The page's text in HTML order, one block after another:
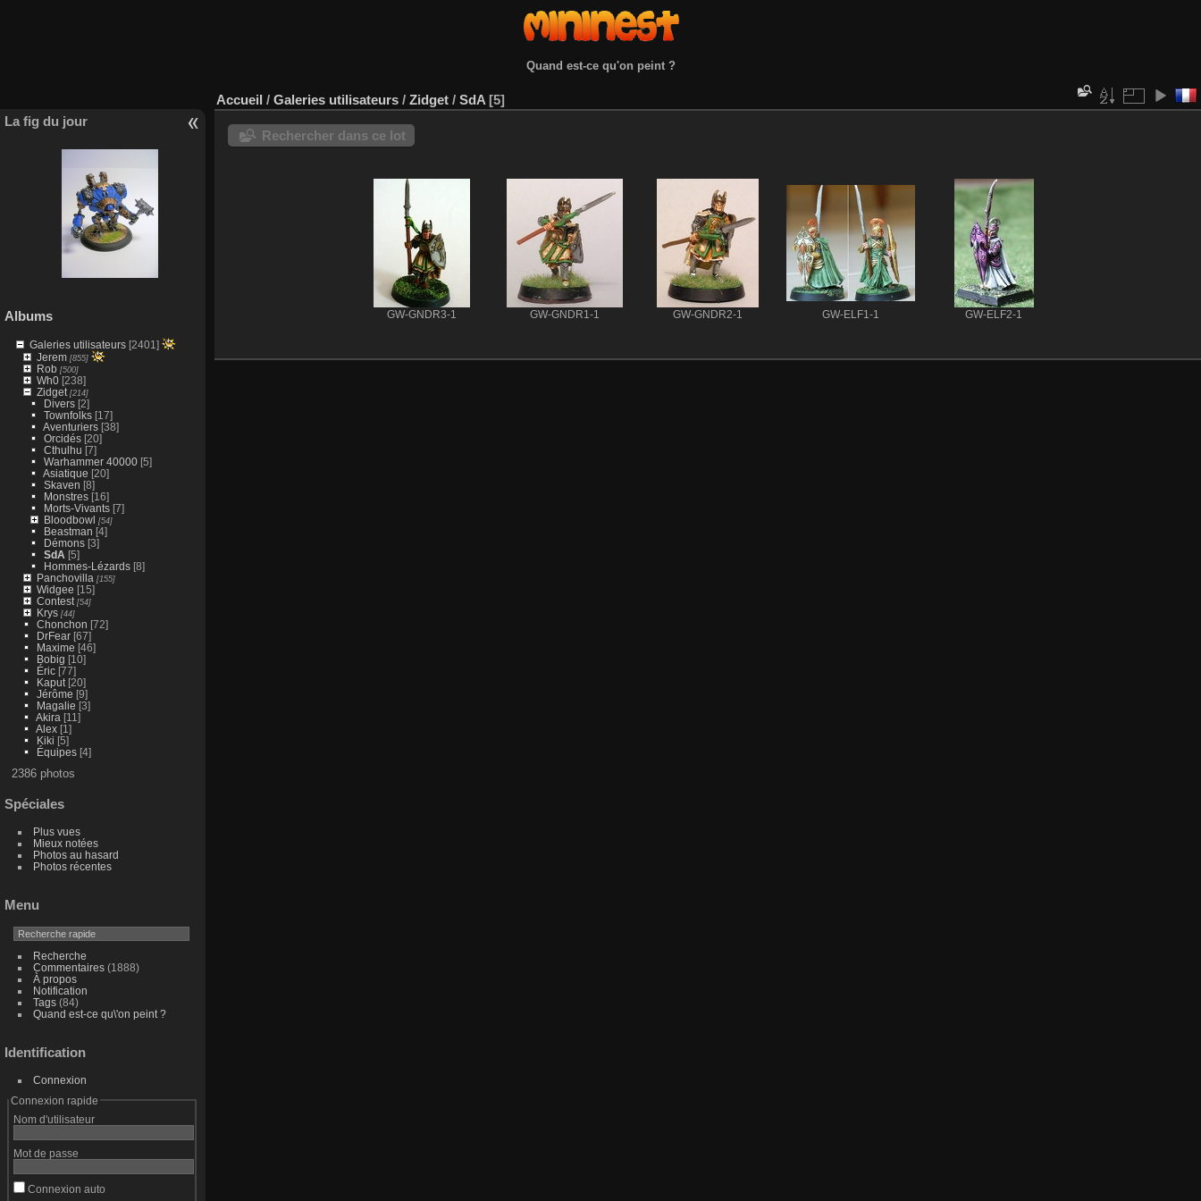
Quand est-ce qu'on peint ?
La fig du jour
Albums
Galeries utilisateurs[2401]
Jerem[855]
Rob[500]
Wh0[238]
Zidget[214]
Divers[2]
Townfolks[17]
Aventuriers[38]
Orcidés[20]
Cthulhu [7]
Warhammer 40000[5]
Asiatique [20]
Skaven [8]
Monstres[16]
Morts-Vivants[7]
Bloodbowl [54]
Beastman [4]
Démons[3]
SdA [5]
Hommes-Lézards[8]
Panchovilla[155]
Widgee [15]
Contest[54]
Krys[44]
Chonchon [72]
DrFear[67]
Maxime [46]
Bobig [10]
Éric[77]
Kaput[20]
Jérôme [9]
Magalie [3]
Akira [11]
Alex[1]
Kiki [5]
Équipes[4]
2386 photos
Spéciales
Plus vues
Mieux notées
Photos au hasard
Photos récentes
Menu
Recherche
Commentaires(1888)
À propos
Notification
Tags(84)
Quand est-ce qu\'on peint ?
Identification
Connexion
Connexion rapide
Nom d'utilisateur
Mot de passe
Connexion auto
Accueil / Galeries utilisateurs / Zidget / SdA 5
Rechercher dans ce lot
GW-GNDR3-1 GW-GNDR1-1 GW-GNDR2-1 GW-ELF1-1 GW-ELF2-1